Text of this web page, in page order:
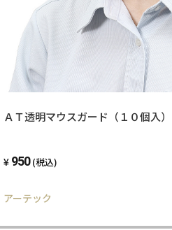
ＡＴ透明マウスガード（１０個入）
950 (税込)
アーテック